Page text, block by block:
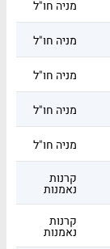
מניה חו"ל
מניה חו"ל
מניה חו"ל
מניה חו"ל
מניה חו"ל
קרנות
נאמנות
קרנות
נאמנות